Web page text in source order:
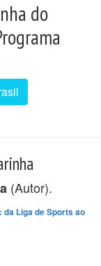
do
(Autor).
Liga de Sports ao